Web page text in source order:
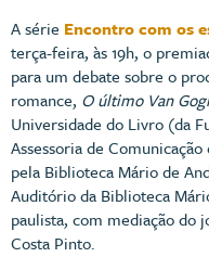
A série Encontro com os
terça-feira, às 19h, o
para um debate sobre o
romance, O último Van
Universidade do Livro (da
Assessoria de
pela Biblioteca Mário de
Auditório da Biblioteca
paulista, com mediação do
Costa Pinto.